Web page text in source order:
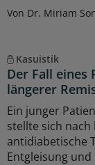
Von Dr. Miriam
Kasuistik
Der Fall eines
längerer
Ein junger
stellte sich
antidiabetische
Entgleisung